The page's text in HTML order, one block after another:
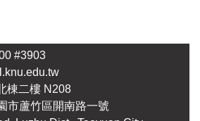
#3903
棟二樓 N208
市蘆竹區開南路一號